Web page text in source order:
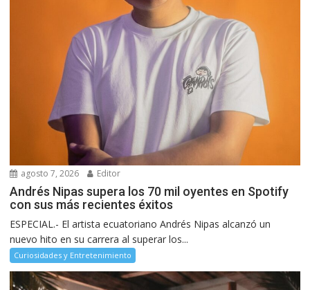
agosto 7, 2026 Editor
Andrés Nipas supera los 70 mil oyentes en Spotify
con sus más recientes éxitos
ESPECIAL.- El artista ecuatoriano Andrés Nipas alcanzó un
nuevo hito en su carrera al superar los...
Curiosidades y Entretenimiento